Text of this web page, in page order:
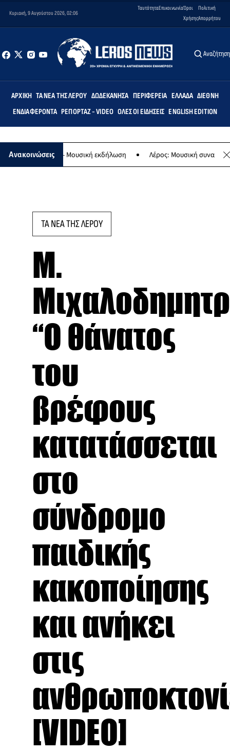
Κυριακή, 9 Αυγούστου 2026, 02:06
ΤαυτότηταΕπικοινωνίαΌροι
Χρήσης
Πολιτική
Απορρήτου
Αναζήτηση
ΑΡΧΙΚΉ ΤΑ ΝΈΑ ΤΗΣ ΛΈΡΟΥ ΔΩΔΕΚΆΝΗΣΑ ΠΕΡΙΦΈΡΕΙΑ ΕΛΛΆΔΑ ΔΙΕΘΝΉ
ΕΝΔΙΑΦΈΡΟΝΤΑ ΡΕΠΟΡΤΆΖ - VIDEO ΌΛΕΣ ΟΙ ΕΙΔΉΣΕΙΣ ENGLISH EDITION
Ανακοινώσεις
Παναγίας - Μουσική εκδήλωση Λέρος: Μουσική συναυλία
ΤΑ ΝΕΑ ΤΗΣ ΛΕΡΟΥ
Μ.
“Ο θάνατος
του
βρέφους
κατατάσσεται
στο
σύνδρομο
παιδικής
κακοποίησης
και ανήκει
στις
[VIDEO]